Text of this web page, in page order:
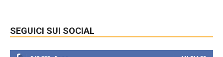
SEGUICI SUI SOCIAL